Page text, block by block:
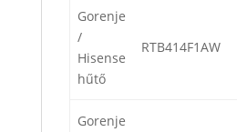
Gorenje
/
Hisense
hűtő
RTB414F1AW
Gorenje